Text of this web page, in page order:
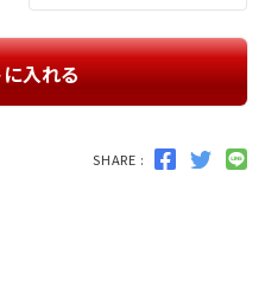
入れる
SHARE :